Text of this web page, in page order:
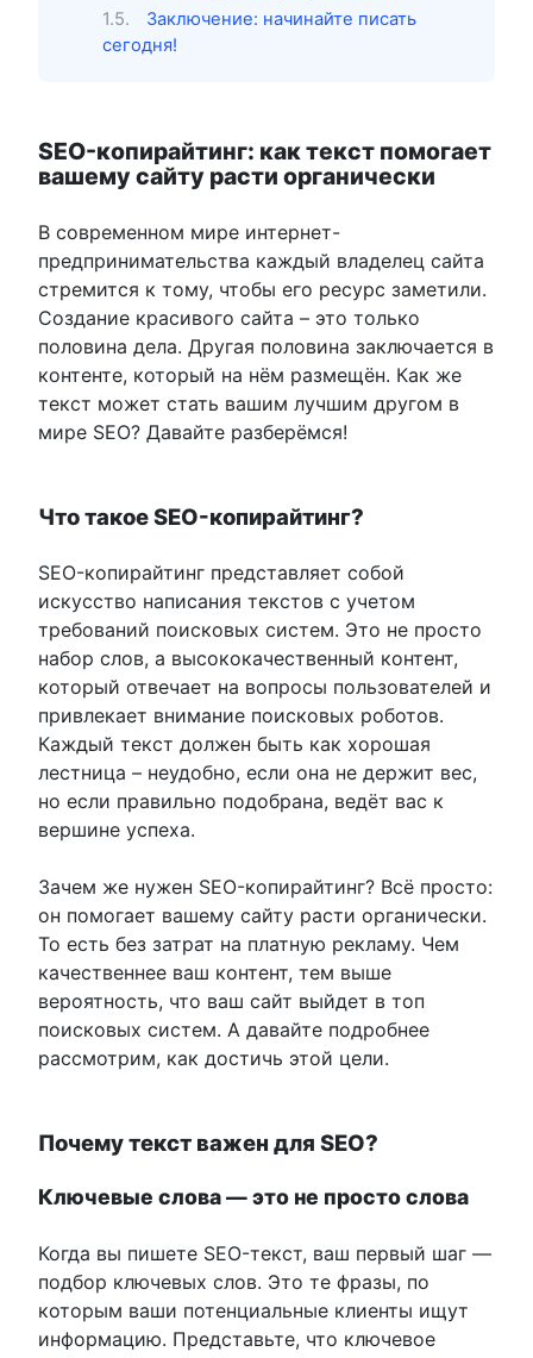
Заключение: начинайте писать
сегодня!
SEO-копирайтинг: как текст помогает
вашему сайту расти органически
В современном мире интернет-
предпринимательства каждый владелец сайта
стремится к тому, чтобы его ресурс заметили.
Создание красивого сайта – это только
половина дела. Другая половина заключается в
контенте, который на нём размещён. Как же
текст может стать вашим лучшим другом в
мире SEO? Давайте разберёмся!
Что такое SEO-копирайтинг?
SEO-копирайтинг представляет собой
искусство написания текстов с учетом
требований поисковых систем. Это не просто
набор слов, а высококачественный контент,
который отвечает на вопросы пользователей и
привлекает внимание поисковых роботов.
Каждый текст должен быть как хорошая
лестница – неудобно, если она не держит вес,
но если правильно подобрана, ведёт вас к
вершине успеха.
Зачем же нужен SEO-копирайтинг? Всё просто:
он помогает вашему сайту расти органически.
То есть без затрат на платную рекламу. Чем
качественнее ваш контент, тем выше
вероятность, что ваш сайт выйдет в топ
поисковых систем. А давайте подробнее
рассмотрим, как достичь этой цели.
Почему текст важен для SEO?
Ключевые слова — это не просто слова
Когда вы пишете SEO-текст, ваш первый шаг —
подбор ключевых слов. Это те фразы, по
которым ваши потенциальные клиенты ищут
информацию. Представьте, что ключевое